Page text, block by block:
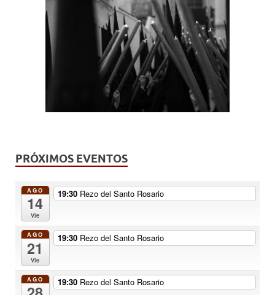
PRÓXIMOS EVENTOS
AGO
14
Vie
19:30 Rezo del Santo Rosario
AGO
21
Vie
19:30 Rezo del Santo Rosario
AGO 19:30 Rezo del Santo Rosario